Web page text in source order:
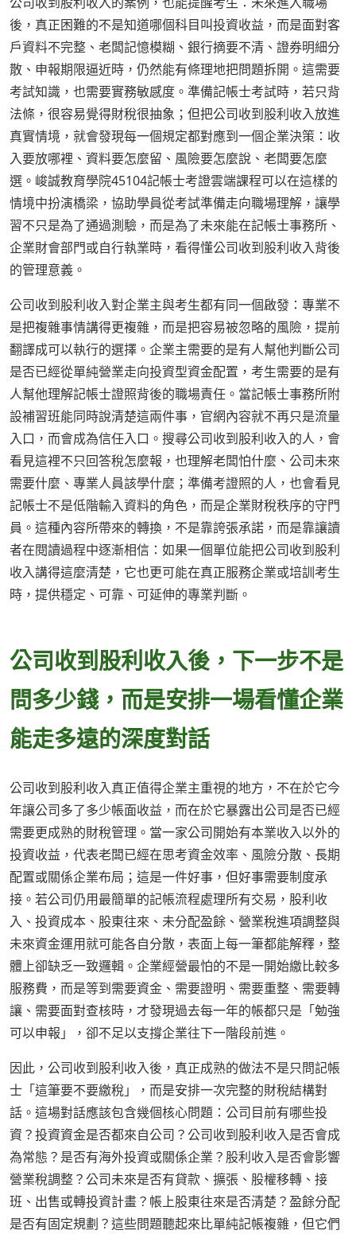
後，真正困難的不是知道哪個科目叫投資收益，而是面對客
戶資料不完整、老闆記憶模糊、銀行摘要不清、證券明細分
散、申報期限逼近時，仍然能有條理地把問題拆開。這需要
考試知識，也需要實務敏感度。準備記帳士考試時，若只背
法條，很容易覺得財稅很抽象；但把公司收到股利收入放進
真實情境，就會發現每一個規定都對應到一個企業決策：收
入要放哪裡、資料要怎麼留、風險要怎麼說、老闆要怎麼
選。峻誠教育學院45104記帳士考證雲端課程可以在這樣的
情境中扮演橋梁，協助學員從考試準備走向職場理解，讓學
習不只是為了通過測驗，而是為了未來能在記帳士事務所、
企業財會部門或自行執業時，看得懂公司收到股利收入背後
的管理意義。
公司收到股利收入對企業主與考生都有同一個啟發：專業不
是把複雜事情講得更複雜，而是把容易被忽略的風險，提前
翻譯成可以執行的選擇。企業主需要的是有人幫他判斷公司
是否已經從單純營業走向投資型資金配置，考生需要的是有
人幫他理解記帳士證照背後的職場責任。當記帳士事務所附
設補習班能同時說清楚這兩件事，官網內容就不再只是流量
入口，而會成為信任入口。搜尋公司收到股利收入的人，會
看見這裡不只回答稅怎麼報，也理解老闆怕什麼、公司未來
需要什麼、專業人員該學什麼；準備考證照的人，也會看見
記帳士不是低階輸入資料的角色，而是企業財稅秩序的守門
員。這種內容所帶來的轉換，不是靠誇張承諾，而是靠讓讀
者在閱讀過程中逐漸相信：如果一個單位能把公司收到股利
收入講得這麼清楚，它也更可能在真正服務企業或培訓考生
時，提供穩定、可靠、可延伸的專業判斷。
公司收到股利收入後，下一步不是
問多少錢，而是安排一場看懂企業
能走多遠的深度對話
公司收到股利收入真正值得企業主重視的地方，不在於它今
年讓公司多了多少帳面收益，而在於它暴露出公司是否已經
需要更成熟的財稅管理。當一家公司開始有本業收入以外的
投資收益，代表老闆已經在思考資金效率、風險分散、長期
配置或關係企業布局；這是一件好事，但好事需要制度承
接。若公司仍用最簡單的記帳流程處理所有交易，股利收
入、投資成本、股東往來、未分配盈餘、營業稅進項調整與
未來資金運用就可能各自分散，表面上每一筆都能解釋，整
體上卻缺乏一致邏輯。企業經營最怕的不是一開始繳比較多
服務費，而是等到需要資金、需要證明、需要重整、需要轉
讓、需要面對查核時，才發現過去每一年的帳都只是「勉強
可以申報」，卻不足以支撐企業往下一階段前進。
因此，公司收到股利收入後，真正成熟的做法不是只問記帳
士「這筆要不要繳稅」，而是安排一次完整的財稅結構對
話。這場對話應該包含幾個核心問題：公司目前有哪些投
資？投資資金是否都來自公司？公司收到股利收入是否會成
為常態？是否有海外投資或關係企業？股利收入是否會影響
營業稅調整？公司未來是否有貸款、擴張、股權移轉、接
班、出售或轉投資計畫？帳上股東往來是否清楚？盈餘分配
是否有固定規劃？這些問題聽起來比單純記帳複雜，但它們